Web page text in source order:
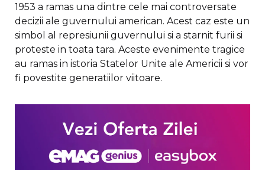
1953 a ramas una dintre cele mai controversate
decizii ale guvernului american. Acest caz este un
simbol al represiunii guvernului si a starnit furii si
proteste in toata tara. Aceste evenimente tragice
au ramas in istoria Statelor Unite ale Americii si vor
fi povestite generatiilor viitoare.